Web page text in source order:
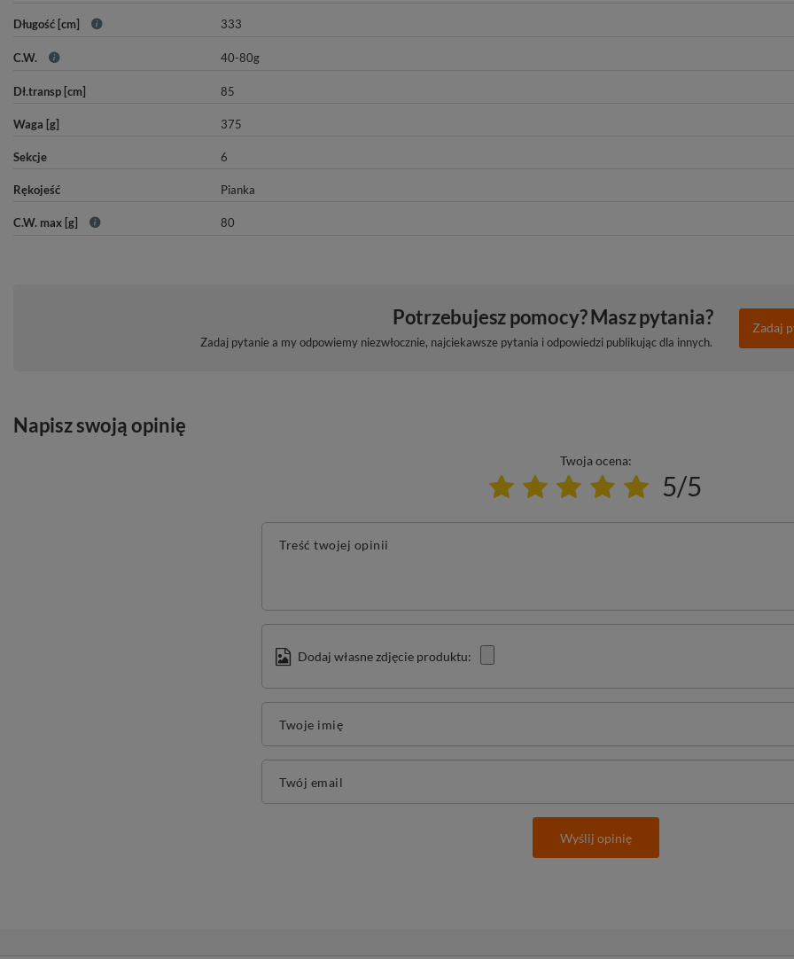
Długość [cm] 333
C.W. 40-80g
Dł.transp [cm] 85
Waga [g] 375
Sekcje 6
Rękojeść Pianka
C.W. max [g] 80
Potrzebujesz pomocy? Masz pytania?
Zadaj pytanie a my odpowiemy niezwłocznie, najciekawsze pytania i odpowiedzi publikując dla innych.
Zadaj
Napisz swoją opinię
Twoja ocena:
5/5
Treść twojej opinii
Dodaj własne zdjęcie produktu:
Twoje imię
Twój email
Wyślij opinię